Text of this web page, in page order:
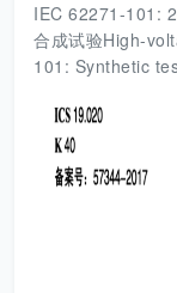
IEC 62271-101:
合成试验High-
101: Synthetic